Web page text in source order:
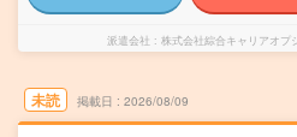
派遣会社 株式会社綜合キャリアオプ
未読 掲載日 2026/08/09